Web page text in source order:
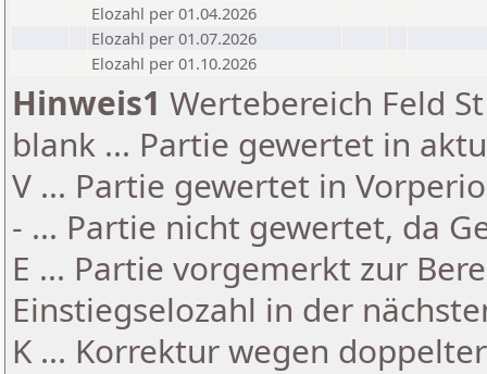
Elozahl per 01.04.2026
Elozahl per 01.07.2026
Elozahl per 01.10.2026
Hinweis1 Wertebereich Feld
blank ... Partie gewertet in
V ... Partie gewertet in
- ... Partie nicht gewertet, da
E ... Partie vorgemerkt zur
Einstiegselozahl in der
K ... Korrektur wegen